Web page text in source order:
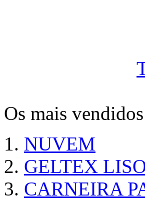
Os mais vendidos
NUVEM
GELTEX
CARNEIRA